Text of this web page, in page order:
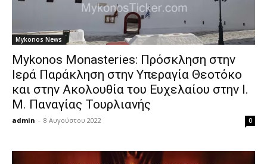
Mykonos News
Mykonos Monasteries: Πρόσκληση στην
Ιερά Παράκληση στην Υπεραγία Θεοτόκο
και στην Ακολουθία του Ευχελαίου στην Ι.
Μ. Παναγίας Τουρλιανής
admin - 8 Αυγούστου 2022 0